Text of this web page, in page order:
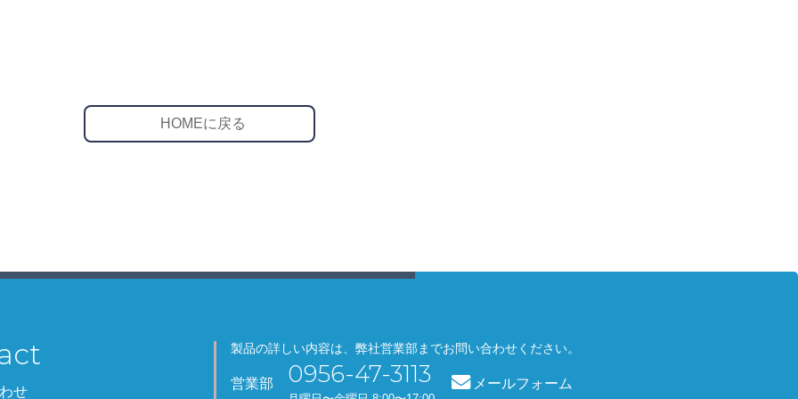
HOMEに戻る
せ
製品の詳しい内容は、弊社営業部までお問い合わせください。
営業部 0956-47-3113 メールフォーム